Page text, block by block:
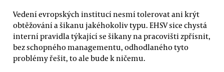
Vedení evropských institucí nesmí tolerovat ani krýt
obtěžování a šikanu jakéhokoliv typu. EHSV sice chystá
interní pravidla týkající se šikany na pracovišti zpřísnit,
bez schopného managementu, odhodlaného tyto
problémy řešit, to ale bude k ničemu.